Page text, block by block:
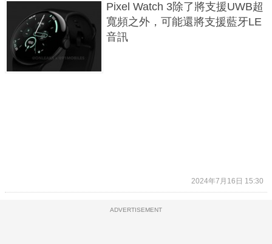
Pixel Watch 3除了將支援UWB超
寬頻之外，可能還將支援藍牙LE
音訊
2024年7月16日 15:30
ADVERTISEMENT